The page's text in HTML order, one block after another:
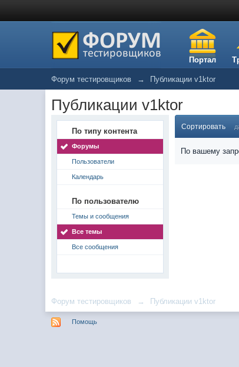
Портал
Форум тестировщиков → Публикации v1ktor
Публикации v1ktor
По типу контента
Форумы
Пользователи
Календарь
По пользователю
Темы и сообщения
Все темы
Все сообщения
Сортировать
По вашему
Форум тестировщиков → Публикации v1ktor
Помощь